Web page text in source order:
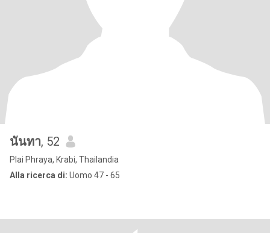
นันทา, 52
Plai Phraya, Krabi, Thailandia
Alla ricerca di: Uomo 47 - 65